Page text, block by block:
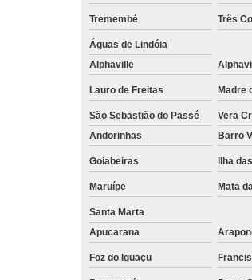
Tremembé Três
Águas de Lindóia
Alphaville
Lauro de Freitas Madre
São Sebastião do Passé
Vera
Andorinhas
Barro
Goiabeiras Ilha
Maruípe Mata
Santa Marta
Apucarana
Foz do Iguaçu